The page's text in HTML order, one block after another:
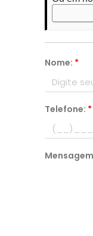
Nome: *
Telefone: *